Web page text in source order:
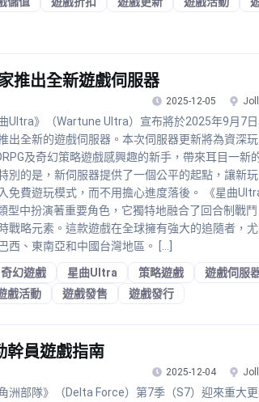
推出全新遊戲伺服器
2025-12-05
曲Ultra》（Wartune Ultra）宣布將於2025年9月7
出全新的遊戲伺服器。本次伺服器更新將為資深
及奇幻策略遊戲感興趣的新手，帶來耳目一新
別的是，新伺服器提供了一個公平的起點，讓新
免費遊玩模式，而不用擔心進度落後。 《星曲
型中扮演著重要角色，它獨特地融合了回合制戰
戰略元素。這款遊戲在全球擁有強大的追隨者，
西、東南亞和中國台灣地區。 […]
奇幻遊戲 星曲Ultra 策略遊戲
遊戲伺服
戲活動 遊戲發售 遊戲發行
幹員遊戲指南
2025-12-04
角洲部隊》（Delta Force）第7季（S7）迎來重大